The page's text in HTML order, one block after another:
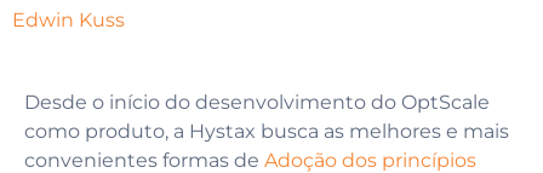
Edwin Kuss
Desde o início do desenvolvimento do OptScale
como produto, a Hystax busca as melhores e mais
convenientes formas de Adoção dos princípios